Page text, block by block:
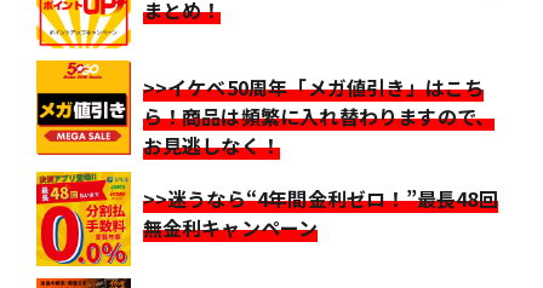
まとめ！
>>イケベ50周年「メガ値引き」はこち
ら！商品は頻繁に入れ替わりますので、
お見逃しなく！
>>迷うなら“4年間金利ゼロ！”最長48回
無金利キャンペーン